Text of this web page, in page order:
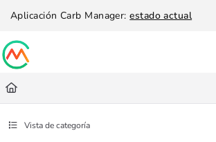
Documentation Index
Use this file to discover all available pages
Aplicación Carb Manager:estado actual
Vista de categoría